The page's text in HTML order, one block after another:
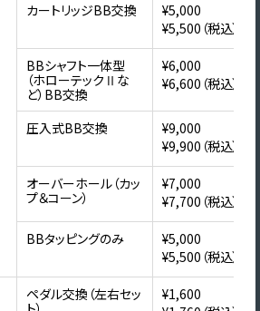
カートリッジBB交換
¥5,000
¥5,500（税込）
BBシャフト一体型
（ホローテックⅡな
ど）BB交換
¥6,000
¥6,600（税込）
圧入式BB交換
¥9,000
¥9,900（税込）
オーバーホール（カッ
プ＆コーン）
¥7,000
¥7,700（税込）
BBタッピングのみ
¥5,000
¥5,500（税込）
ペダル交換（左右セッ
¥1,600